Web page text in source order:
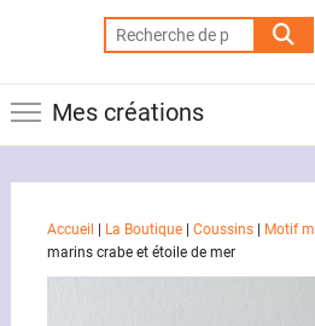
pour :
Mes créations
Accueil La Boutique| Coussins| Motif
marins crabe et étoile de mer